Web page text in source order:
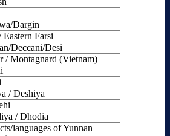
Dargin
Eastern Farsi
Deccani/Desi
/ Montagnard (Vietnam)
/ Deshiya
/ Dhodia
languages of Yunnan